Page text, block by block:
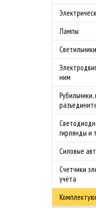
Лампы
ним
гирлянды и
Силовые
Счетчики
учёта